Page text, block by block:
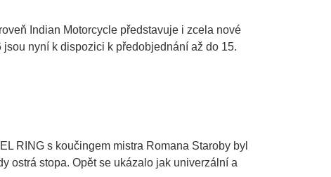
Indian Motorcycle představuje i zcela nové
nyní k dispozici k předobjednání až do 15.
RING s koučingem mistra Romana Staroby byl
ostrá stopa. Opět se ukázalo jak univerzální a